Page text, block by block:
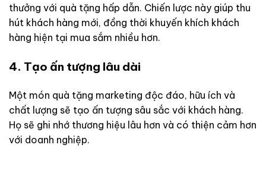
thưởng với quà tặng hấp dẫn. Chiến lược này giúp thu
hút khách hàng mới, đồng thời khuyến khích khách
hàng hiện tại mua sắm nhiều hơn.
4. Tạo ấn tượng lâu dài
Một món quà tặng marketing độc đáo, hữu ích và
chất lượng sẽ tạo ấn tượng sâu sắc với khách hàng.
Họ sẽ ghi nhớ thương hiệu lâu hơn và có thiện cảm hơn
với doanh nghiệp.